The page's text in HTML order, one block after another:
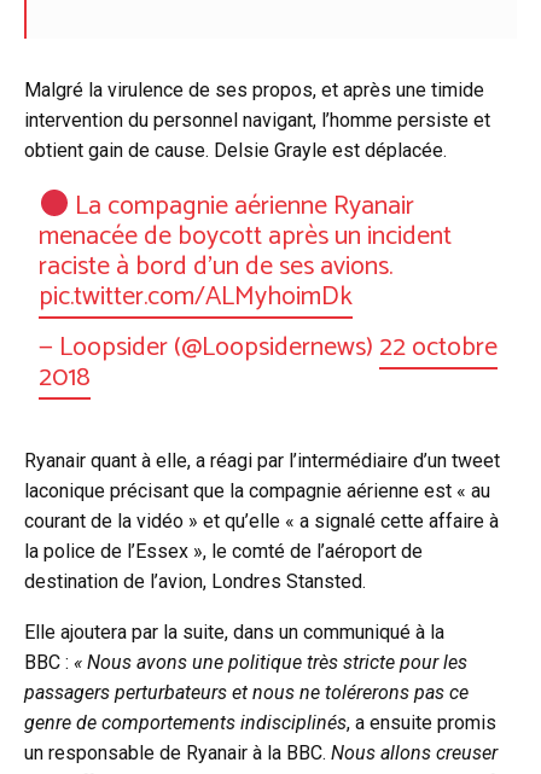
Malgré la virulence de ses propos, et après une timide
intervention du personnel navigant, l’homme persiste et
obtient gain de cause. Delsie Grayle est déplacée.
La compagnie aérienne Ryanair
menacée de boycott après un incident
raciste à bord d’un de ses avions.
pic.twitter.com/ALMyhoimDk
— Loopsider (@Loopsidernews)22 octobre
2018
Ryanair quant à elle, a réagi par l’intermédiaire d’un tweet
laconique précisant que la compagnie aérienne est « au
courant de la vidéo » et qu’elle « a signalé cette affaire à
la police de l’Essex », le comté de l’aéroport de
destination de l’avion, Londres Stansted.
Elle ajoutera par la suite, dans un communiqué à la
BBC : « Nous avons une politique très stricte pour les
passagers perturbateurs et nous ne tolérerons pas ce
genre de comportements indisciplinés, a ensuite promis
un responsable de Ryanair à la BBC. Nous allons creuser